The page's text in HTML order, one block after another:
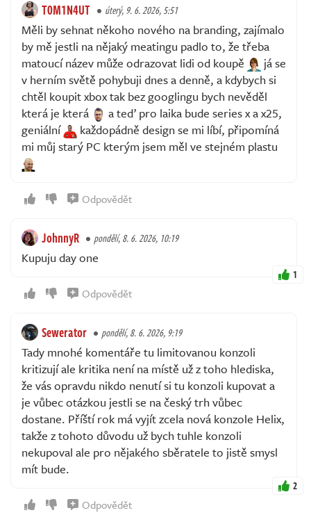
T0M1N4UT úterý, 9. 6. 2026, 5:51
Měli by sehnat někoho nového na branding, zajímalo
by mě jestli na nějaký meatingu padlo to, že třeba
matoucí název může odrazovat lidi od koupě
já se
v herním světě pohybuji dnes a denně, a kdybych si
chtěl koupit xbox tak bez googlingu bych nevěděl
která je která
a teď pro laika bude series x a x25,
geniální
každopádně design se mi líbí, připomíná
mi můj starý PC kterým jsem měl ve stejném plastu
Odpovědět
JohnnyR pondělí, 8. 6. 2026, 10:19
Kupuju day one
1
Odpovědět
Sewerator pondělí, 8. 6. 2026, 9:19
Tady mnohé komentáře tu limitovanou konzoli
kritizují ale kritika není na místě už z toho hlediska,
že vás opravdu nikdo nenutí si tu konzoli kupovat a
je vůbec otázkou jestli se na český trh vůbec
dostane. Příští rok má vyjít zcela nová konzole Helix,
takže z tohoto důvodu už bych tuhle konzoli
nekupoval ale pro nějakého sběratele to jistě smysl
mít bude.
2
Odpovědět